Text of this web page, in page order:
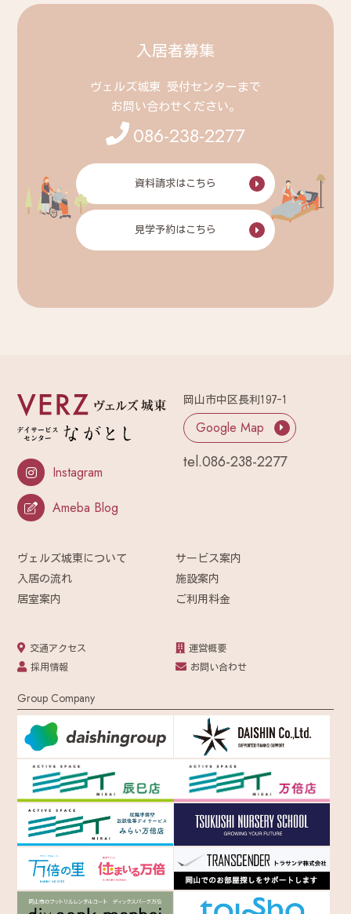
入居者募集
ヴェルズ城東 受付センターまで
お問い合わせください。
086-238-2277
資料請求はこちら
見学予約はこちら
Instagram
Ameba Blog
岡山市中区長利197-1
Google Map
tel.086-238-2277
ヴェルズ城東について
サービス案内
入居の流れ
施設案内
居室案内
ご利用料金
交通アクセス
運営概要
採用情報
お問い合わせ
Group Company